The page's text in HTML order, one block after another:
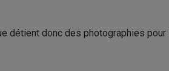
détient donc des photographies